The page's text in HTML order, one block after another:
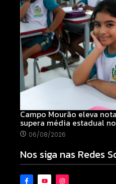
Campo Mourão eleva
supera média estadual
06/08/2026
Nos siga nas Redes